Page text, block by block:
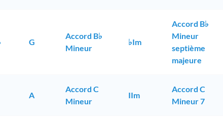
G
Accord B♭
Mineur
♭Im
Accord B♭
Mineur
septième
majeure
A
Accord C
Mineur
IIm
Accord C
Mineur 7